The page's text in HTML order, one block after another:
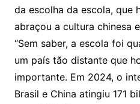
da escolha da escola, que
abraçou a cultura chinesa
“Sem saber, a escola foi
um país tão distante que
importante. Em 2024, o
Brasil e China atingiu 171